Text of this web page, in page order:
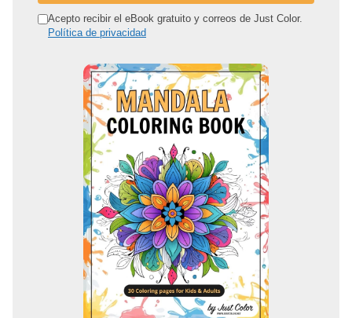
r Acepto recibir el eBook gratuito y correos de Just Color.
Política de privacidad